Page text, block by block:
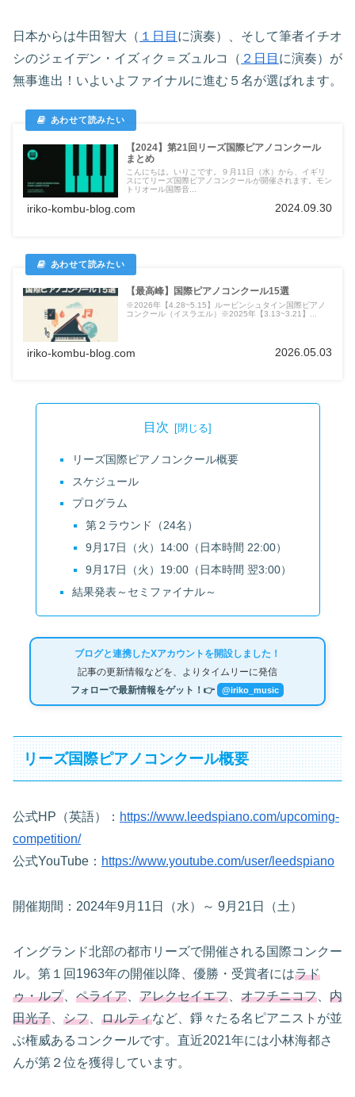
日本からは牛田智大（ １日目 に演奏）、そして筆者イチオ
シのジェイデン・イズィク＝ズュルコ（ ２日目 に演奏）が
無事進出！いよいよファイナルに進む５名が選ばれます。
【2024】第21回リーズ国際ピアノコンクール
まとめ
こんにちは。いりこです。９月11日（水）から、イギリ
スにてリーズ国際ピアノコンクールが開催されます。モン
トリオール国際音...
iriko-kombu-blog.com 2024.09.30
【最高峰】国際ピアノコンクール15選
※2026年【4.28~5.15】ルービンシュタイン国際ピアノ
コンクール（イスラエル）※2025年【3.13~3.21】...
iriko-kombu-blog.com 2026.05.03
目次
リーズ国際ピアノコンクール概要
スケジュール
プログラム
第２ラウンド（24名）
9月17日（火）14:00（日本時間 22:00）
9月17日（火）19:00（日本時間 翌3:00）
結果発表～セミファイナル～
ブログと連携したXアカウントを開設しました！
記事の更新情報などを、よりタイムリーに発信
フォローで最新情報をゲット！👉
@iriko_music
リーズ国際ピアノコンクール概要
公式HP（英語）： https://www.leedspiano.com/upcoming-
competition/
公式YouTube： https://www.youtube.com/user/leedspiano
開催期間：2024年9月11日（水）～ 9月21日（土）
イングランド北部の都市リーズで開催される国際コンクー
ル。第１回1963年の開催以降、優勝・受賞者にはラド
ゥ・ルプ、 ペライア アレクセイエフ オフチニコフ
内
田光子
シフ ロルティなど、錚々たる名ピアニストが並
ぶ権威あるコンクールです。直近2021年には小林海都さ
んが第２位を獲得しています。